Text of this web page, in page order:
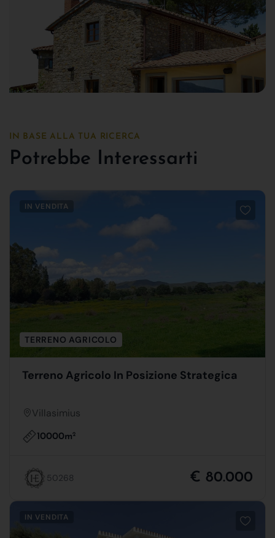
IN BASE ALLA TUA RICERCA
Potrebbe Interessarti
IN VENDITA
TERRENO AGRICOLO
Terreno Agricolo In Posizione Strategica
Villasimius
10000m2
50268 € 80.000
IN VENDITA